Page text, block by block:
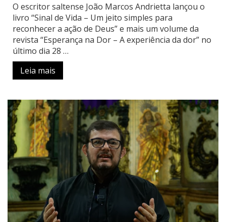
O escritor saltense João Marcos Andrietta lançou o
livro “Sinal de Vida – Um jeito simples para
reconhecer a ação de Deus” e mais um volume da
revista “Esperança na Dor – A experiência da dor” no
último dia 28 …
Leia mais